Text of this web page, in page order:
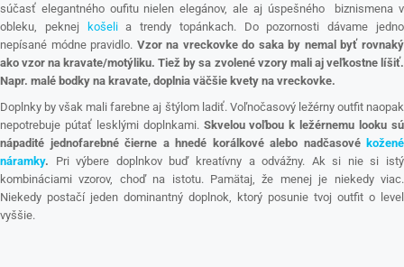
súčasť elegantného oufitu nielen elegánov, ale aj úspešného biznismena v
obleku, peknej
košelia trendy topánkach. Do pozornosti dávame jedno
nepísané módne pravidlo. Vzor na vreckovke do saka by nemal byť rovnaký
ako vzor na kravate/motýliku. Tiež by sa zvolené vzory mali aj veľkostne líšiť.
Napr. malé bodky na kravate, doplnia väčšie kvety na vreckovke.
Doplnky by však mali farebne aj štýlom ladiť. Voľnočasový ležérny outfit naopak
nepotrebuje pútať lesklými doplnkami. Skvelou voľbou k ležérnemu looku sú
nápadité jednofarebné čierne a hnedé korálkové alebo nadčasové kožené
náramky. Pri výbere doplnkov buď kreatívny a odvážny. Ak si nie si istý
kombináciami vzorov, choď na istotu. Pamätaj, že menej je niekedy viac.
Niekedy postačí jeden dominantný doplnok, ktorý posunie tvoj outfit o level
vyššie.